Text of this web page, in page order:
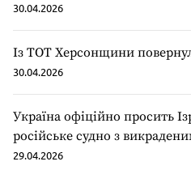
30.04.2026
Із ТОТ Херсонщини
30.04.2026
Україна офіційно просить
російське судно з
29.04.2026